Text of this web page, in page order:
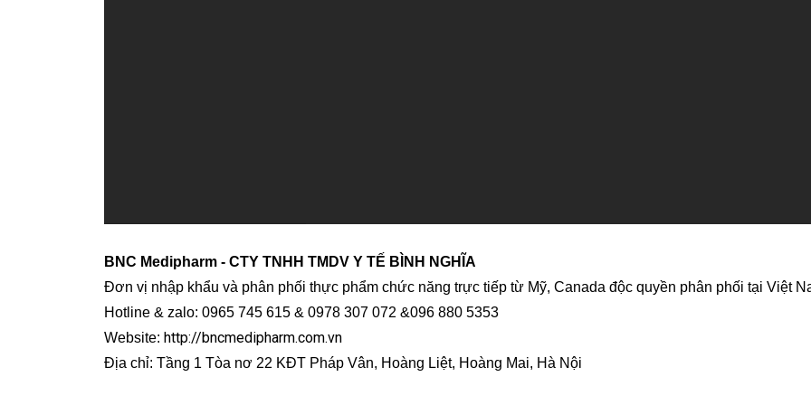
BNC Medipharm - CTY TNHH TMDV Y TẾ BÌNH NGHĨA
Đơn vị nhập khẩu và phân phối thực phẩm chức năng trực tiếp từ Mỹ, Canada độc quyền phân phối tại Việt
Hotline & zalo: 0965 745 615 & 0978 307 072 &096 880 5353
Website: http://bncmedipharm.com.vn
Địa chỉ: Tầng 1 Tòa nơ 22 KĐT Pháp Vân, Hoàng Liệt, Hoàng Mai, Hà Nội